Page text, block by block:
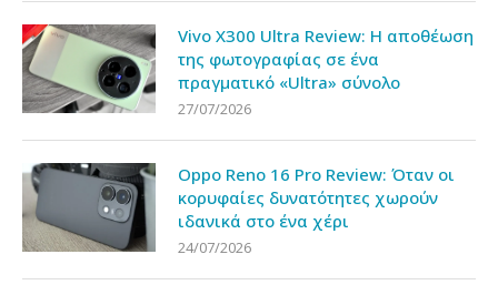
Vivo X300 Ultra Review: Η αποθέωση
της φωτογραφίας σε ένα
πραγματικό «Ultra» σύνολο
27/07/2026
Oppo Reno 16 Pro Review: Όταν οι
κορυφαίες δυνατότητες χωρούν
ιδανικά στο ένα χέρι
24/07/2026